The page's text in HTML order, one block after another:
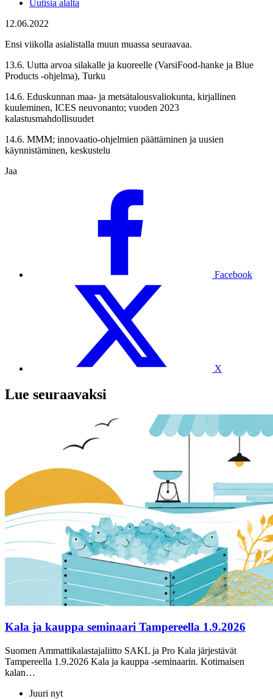
Uutisia alalta
12.06.2022
Ensi viikolla asialistalla muun muassa seuraavaa.
13.6. Uutta arvoa silakalle ja kuoreelle (VarsiFood-hanke ja Blue
Products -ohjelma), Turku
14.6. Eduskunnan maa- ja metsätalousvaliokunta, kirjallinen
kuuleminen, ICES neuvonanto; vuoden 2023
kalastusmahdollisuudet
14.6. MMM; innovaatio-ohjelmien päättäminen ja uusien
käynnistäminen, keskustelu
Jaa
Facebook
X
Lue seuraavaksi
Kala ja kauppa seminaari Tampereella 1.9.2026
Suomen Ammattikalastajaliitto SAKL ja Pro Kala järjestävät
Tampereella 1.9.2026 Kala ja kauppa -seminaarin. Kotimaisen
kalan…
Juuri nyt